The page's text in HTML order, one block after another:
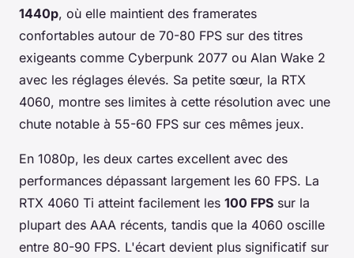
1440p, où elle maintient des framerates
confortables autour de 70-80 FPS sur des titres
exigeants comme Cyberpunk 2077 ou Alan Wake 2
avec les réglages élevés. Sa petite sœur, la RTX
4060, montre ses limites à cette résolution avec une
chute notable à 55-60 FPS sur ces mêmes jeux.
En 1080p, les deux cartes excellent avec des
performances dépassant largement les 60 FPS. La
RTX 4060 Ti atteint facilement les 100 FPS sur la
plupart des AAA récents, tandis que la 4060 oscille
entre 80-90 FPS. L'écart devient plus significatif sur